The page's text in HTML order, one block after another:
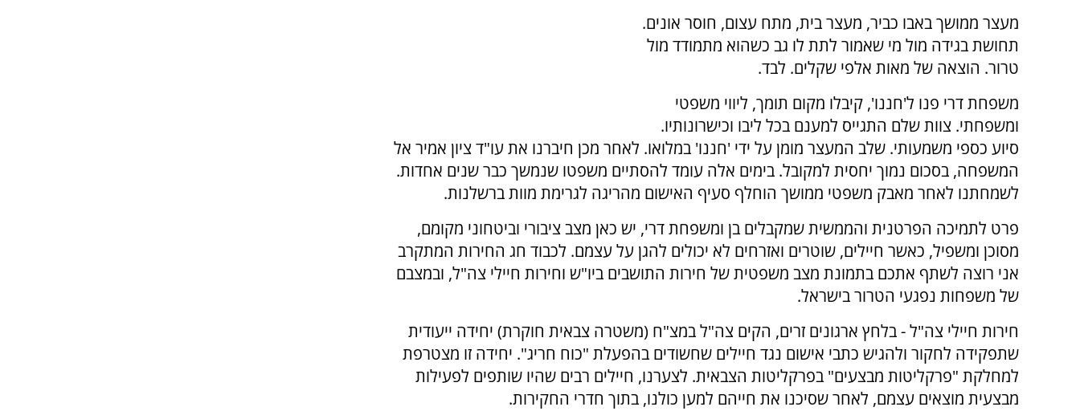
מעצר ממושך באבו כביר, מעצר בית, מתח עצום, חוסר אונים.
תחושת בגידה מול מי שאמור לתת לו גב כשהוא מתמודד מול
טרור. הוצאה של מאות אלפי שקלים. לבד.
משפחת דרי פנו ל'חננו', קיבלו מקום תומך, ליווי משפטי
ומשפחתי. צוות שלם התגייס למענם בכל ליבו וכישרונותיו.
סיוע כספי משמעותי. שלב המעצר מומן על ידי 'חננו' במלואו. לאחר מכן חיברנו את עו"ד ציון אמיר אל
המשפחה, בסכום נמוך יחסית למקובל. בימים אלה עומד להסתיים משפטו שנמשך כבר שנים אחדות.
לשמחתנו לאחר מאבק משפטי ממושך הוחלף סעיף האישום מהריגה לגרימת מוות ברשלנות.
פרט לתמיכה הפרטנית והממשית שמקבלים בן ומשפחת דרי, יש כאן מצב ציבורי וביטחוני מקומם,
מסוכן ומשפיל, כאשר חיילים, שוטרים ואזרחים לא יכולים להגן על עצמם. לכבוד חג החירות המתקרב
אני רוצה לשתף אתכם בתמונת מצב משפטית של חירות התושבים ביו"ש וחירות חיילי צה"ל, ובמצבם
של משפחות נפגעי הטרור בישראל.
חירות חיילי צה"ל - בלחץ ארגונים זרים, הקים צה"ל במצ"ח (משטרה צבאית חוקרת) יחידה ייעודית
שתפקידה לחקור ולהגיש כתבי אישום נגד חיילים שחשודים בהפעלת "כוח חריג". יחידה זו מצטרפת
למחלקת "פרקליטות מבצעים" בפרקליטות הצבאית. לצערנו, חיילים רבים שהיו שותפים לפעילות
מבצעית מוצאים עצמם, לאחר שסיכנו את חייהם למען כולנו, בתוך חדרי החקירות.